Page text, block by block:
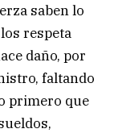
saben lo
respeta
daño, por
faltando
primero que